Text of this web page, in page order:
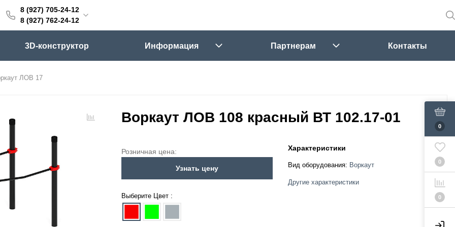
8 (927) 705-24-12
8 (927) 762-24-12
24-12
24-12
прайс-листа
3D-конструктор Информация Партнерам Контакты
0
0
0
ЛОВ 17
Воркаут ЛОВ 108 красный ВТ 102.17-01
Розничная цена:
Узнать цену
Выберите Цвет :
Характеристики
Вид оборудования: Воркаут
Другие характеристики